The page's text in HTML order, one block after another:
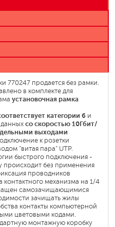
770247 продается без рамки.
в комплекте для
установочная рамка
категории 6 и
со скоростью 10Гбит/
выходами
к розетки
"витая пара" UTP.
быстрого подключения -
происходит без применения
проводников
контактного механизма на 1/4
самозачищающимися
зачищать жилы
контакты компьютерной
цветовыми кодами.
монтажную коробку